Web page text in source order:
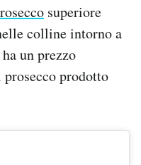
superiore
colline intorno a
un prezzo
prodotto